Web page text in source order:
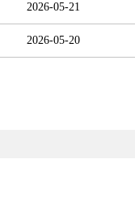
2026-05-21
2026-05-20